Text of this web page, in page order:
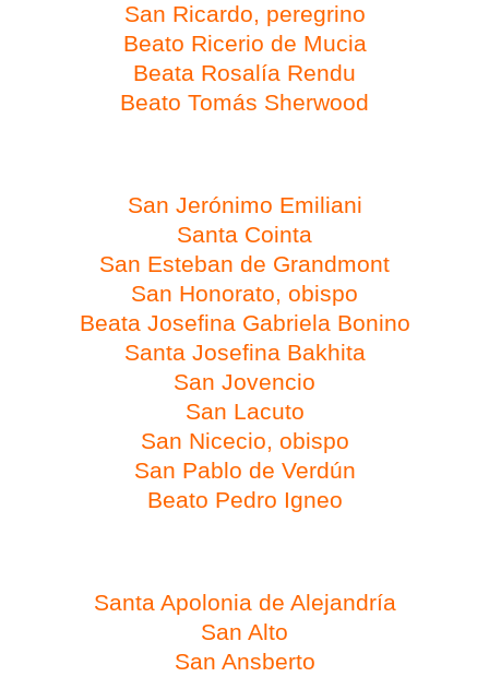
San Ricardo, peregrino
Beato Ricerio de Mucia
Beata Rosalía Rendu
Beato Tomás Sherwood
San Jerónimo Emiliani
Santa Cointa
San Esteban de Grandmont
San Honorato, obispo
Beata Josefina Gabriela Bonino
Santa Josefina Bakhita
San Jovencio
San Lacuto
San Nicecio, obispo
San Pablo de Verdún
Beato Pedro Igneo
Santa Apolonia de Alejandría
San Alto
San Ansberto